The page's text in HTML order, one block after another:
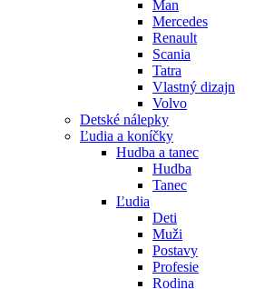
Man
Mercedes
Renault
Scania
Tatra
Vlastný dizajn
Volvo
Detské nálepky
Ľudia a koníčky
Hudba a tanec
Hudba
Tanec
Ľudia
Deti
Muži
Postavy
Profesie
Rodina